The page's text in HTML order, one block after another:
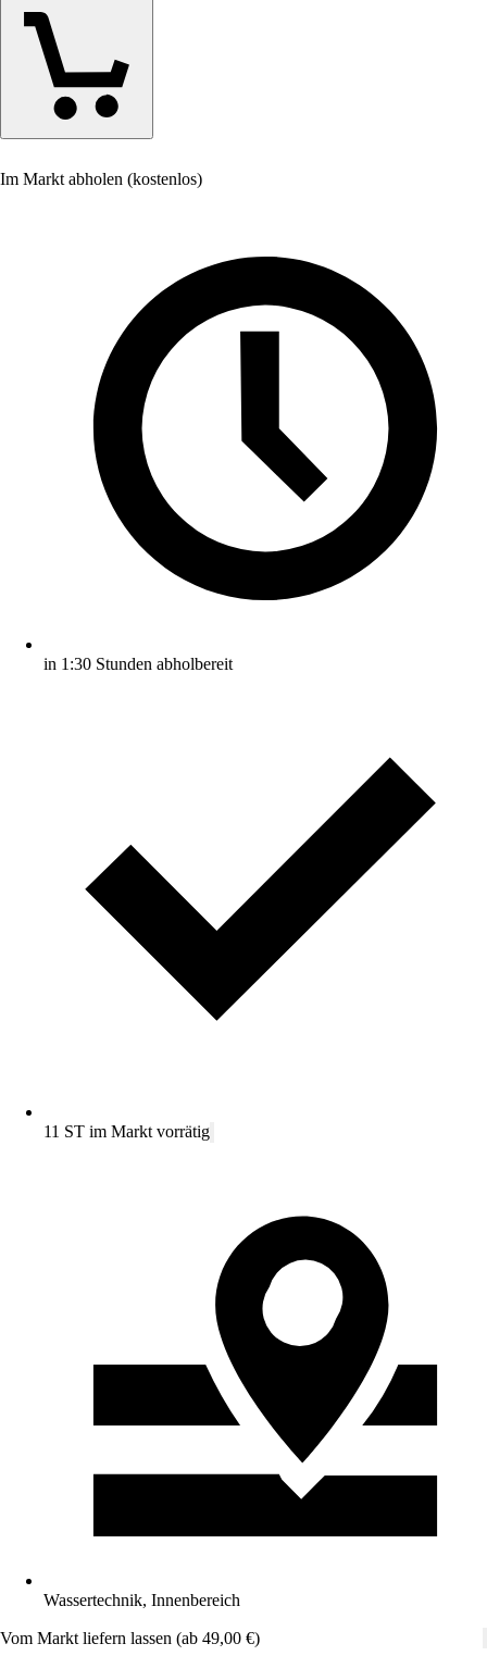
Im Markt abholen (kostenlos)
in 1:30 Stunden abholbereit
11 ST im Markt vorrätig
Wassertechnik, Innenbereich
Vom Markt liefern lassen (ab 49,00 €)